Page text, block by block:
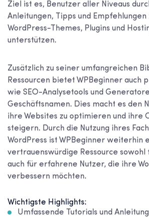
Ziel ist es, Benutzer aller Niveaus
Anleitungen, Tipps und Empfehlungen
WordPress-Themes, Plugins und
unterstützen.
Zusätzlich zu seiner umfangreichen
Ressourcen bietet WPBeginner auch
wie SEO-Analysetools und
Geschäftsnamen. Dies macht es den
ihre Websites zu optimieren und ihre
steigern. Durch die Nutzung ihres
WordPress ist WPBeginner weiterhin
vertrauenswürdige Ressource sowohl
auch für erfahrene Nutzer, die ihre
verbessern möchten.
Wichtigste Highlights:
Umfassende Tutorials und